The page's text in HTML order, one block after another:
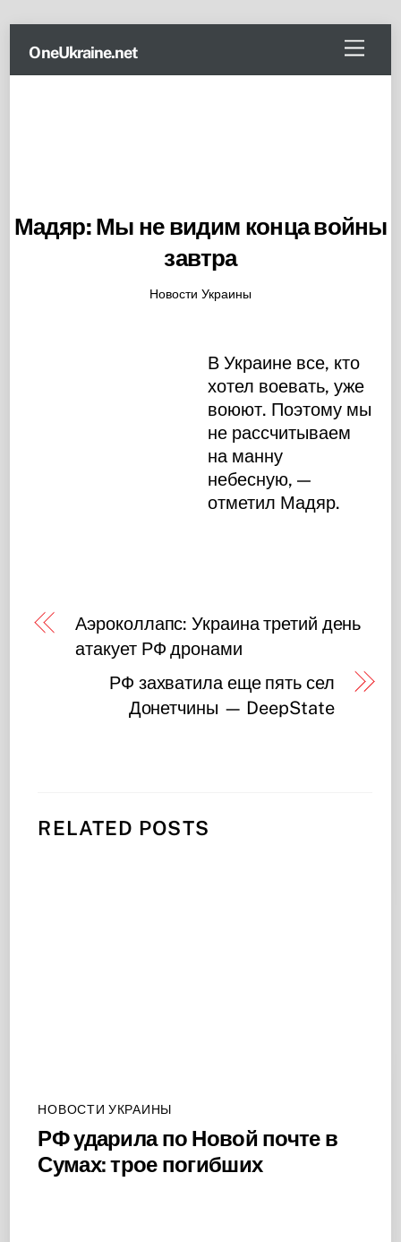
content
Menu
OneUkraine.net
Мадяр: Мы не видим конца войны
завтра
Новости Украины
В Украине все, кто
хотел воевать, уже
воюют. Поэтому мы
не рассчитываем
на манну
небесную, —
отметил Мадяр.
Аэроколлапс: Украина третий день
атакует РФ дронами
РФ захватила еще пять сел
Донетчины — DeepState
RELATED POSTS
НОВОСТИ УКРАИНЫ
РФ ударила по Новой почте в
Сумах: трое погибших